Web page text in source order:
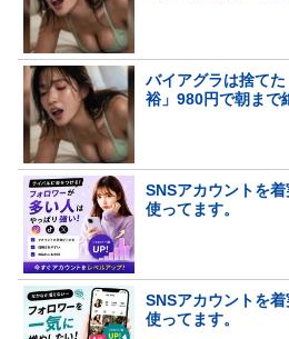
バイアグラは捨て
裕」980円で朝まで
SNSアカウントを
使ってます。
SNSアカウントを
使ってます。